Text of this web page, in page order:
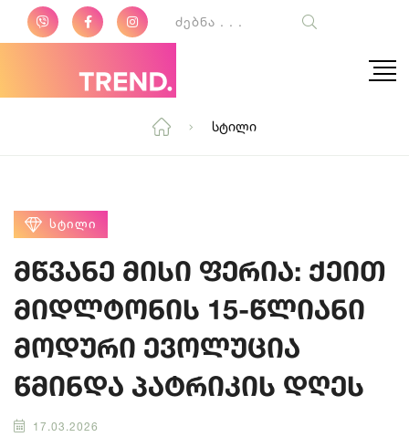
Სტილი
ᲡᲢᲘᲚᲘ
მწვანე მისი ფერია: ქეით
მიდლტონის 15-წლიანი
მოდური ევოლუცია
წმინდა პატრიკის დღეს
17.03.2026